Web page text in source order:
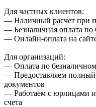
Для частных клиентов:
— Наличный расчет при
— Безналичная оплата по
— Онлайн-оплата на
Для организаций:
— Оплата по
— Предоставляем
документов
— Работаем с юрлицами
счета